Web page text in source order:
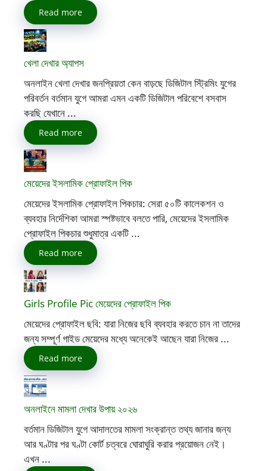
Read more
খেলা দেখার অ্যাপস
অনলাইন খেলা দেখার জনপ্রিয়তা কেন বাড়ছে ডিজিটাল স্ট্রিমিং যুগের
পরিবর্তন বর্তমান যুগে আমরা এমন একটি ডিজিটাল পরিবেশে বসবাস
করছি যেখানে ...
Read more
মেয়েদের ইসলামিক প্রোফাইল পিক
মেয়েদের ইসলামিক প্রোফাইল পিকচার: সেরা ৫০টি কালেকশন ও
ব্যবহার নির্দেশিকা আমরা স্পষ্টভাবে বলতে পারি, মেয়েদের ইসলামিক
প্রোফাইল পিকচার শুধুমাত্র একটি ...
Read more
Girls Profile Pic মেয়েদের প্রোফাইল পিক
মেয়েদের প্রোফাইল ছবি: যারা নিজের ছবি ব্যবহার করতে চান না তাদের
জন্য সম্পূর্ণ গাইড মেয়েদের মধ্যে অনেকেই আছেন যারা নিজের ...
Read more
অনলাইনে মামলা দেখার উপায় ২০২৬
বর্তমান ডিজিটাল যুগে আদালতের মামলা সংক্রান্ত তথ্য জানার জন্য
আর ঘণ্টার পর ঘণ্টা কোর্ট চত্বরে ঘোরাঘুরি করার প্রয়োজন নেই।
এখন ...